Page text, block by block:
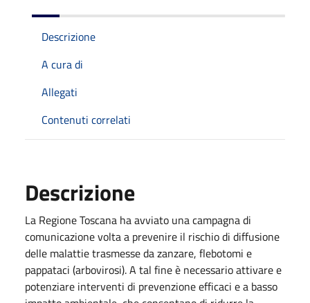
Descrizione
A cura di
Allegati
Contenuti correlati
Descrizione
La Regione Toscana ha avviato una campagna di
comunicazione volta a prevenire il rischio di diffusione
delle malattie trasmesse da zanzare, flebotomi e
pappataci (arbovirosi). A tal fine è necessario attivare e
potenziare interventi di prevenzione efficaci e a basso